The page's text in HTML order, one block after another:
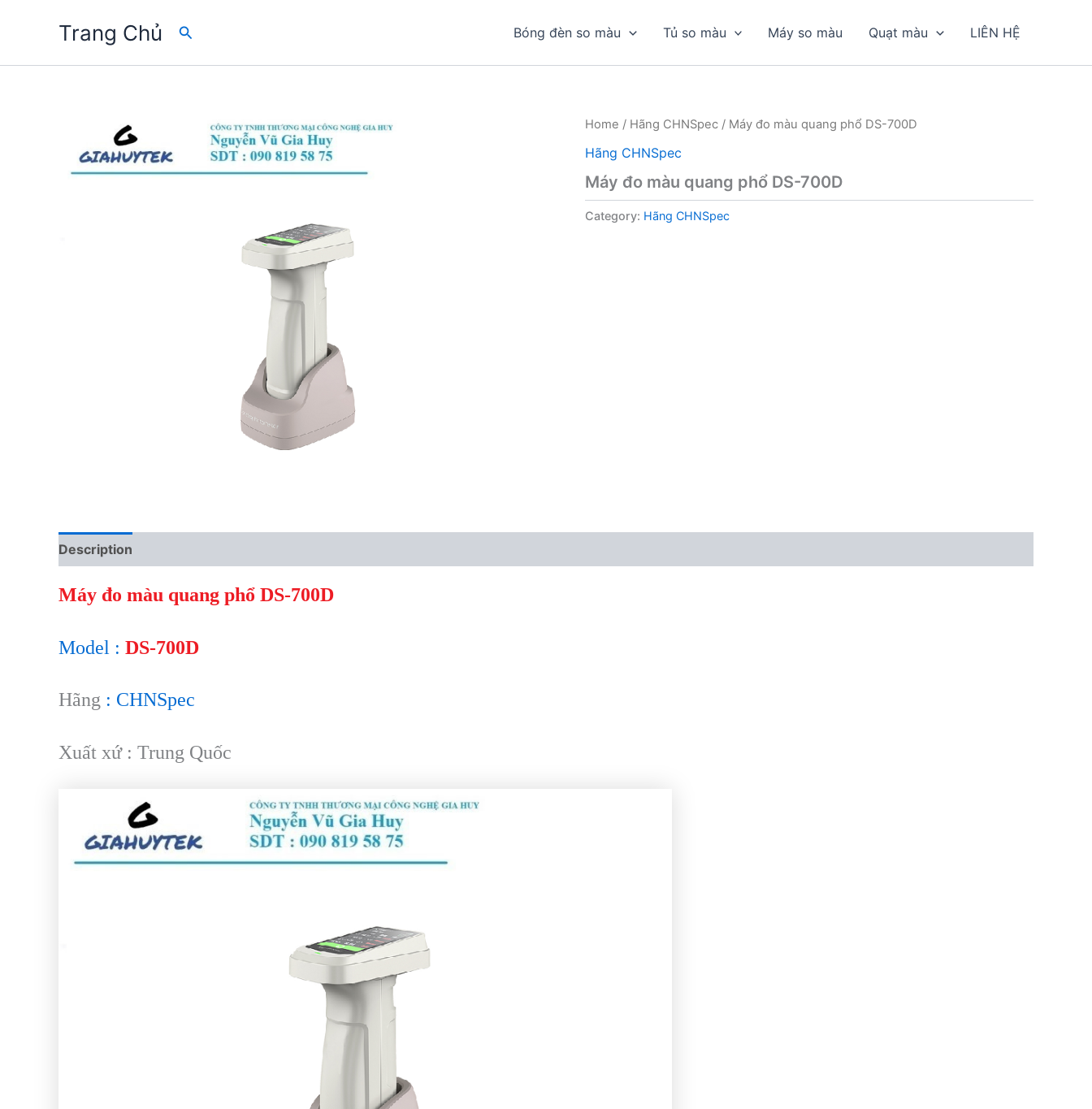
Trang Chủ Search Bóng đèn so màu Tủ so màu Máy so màu Quạt màu LIÊN HỆ
Home / Hãng CHNSpec / Máy đo màu quang phổ DS-700D
Hãng CHNSpec
Máy đo màu quang phổ DS-700D
Category: Hãng CHNSpec
Description
Máy đo màu quang phổ DS-700D
Model : DS-700D
Hãng : CHNSpec
Xuất xứ : Trung Quốc